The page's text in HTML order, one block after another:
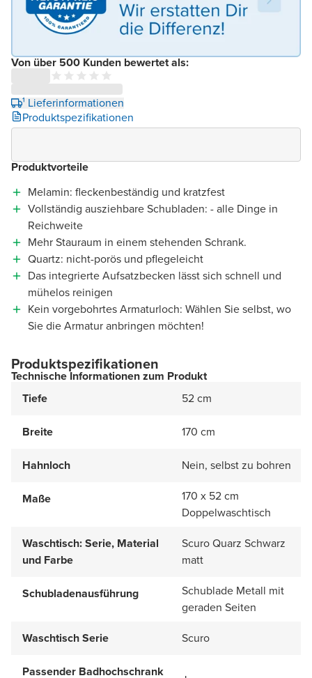
Von über 500 Kunden bewertet als:
¹ Lieferinformationen
Produktspezifikationen
Produktvorteile
Melamin: fleckenbeständig und kratzfest
Vollständig ausziehbare Schubladen: - alle Dinge in
Reichweite
Mehr Stauraum in einem stehenden Schrank.
Quartz: nicht-porös und pflegeleicht
Das integrierte Aufsatzbecken lässt sich schnell und
mühelos reinigen
Kein vorgebohrtes Armaturloch: Wählen Sie selbst, wo
Sie die Armatur anbringen möchten!
Produktspezifikationen
Technische Informationen zum Produkt
Tiefe
52 cm
Breite 170 cm
Hahnloch Nein, selbst zu bohren
Maße
170 x 52 cm
Doppelwaschtisch
Waschtisch: Serie, Material
und Farbe
Scuro Quarz Schwarz
matt
Schubladenausführung
Schublade Metall mit
geraden Seiten
Waschtisch Serie
Scuro
Passender Badhochschrank